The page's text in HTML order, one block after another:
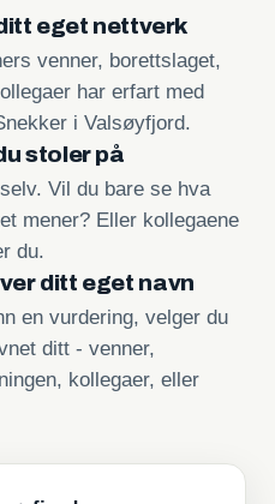
eget nettverk
venner, borettslaget,
har erfart med
i Valsøyfjord.
stoler på
Vil du bare se hva
mener? Eller kollegaene
du.
ditt eget navn
en vurdering, velger du
ditt - venner,
kollegaer, eller